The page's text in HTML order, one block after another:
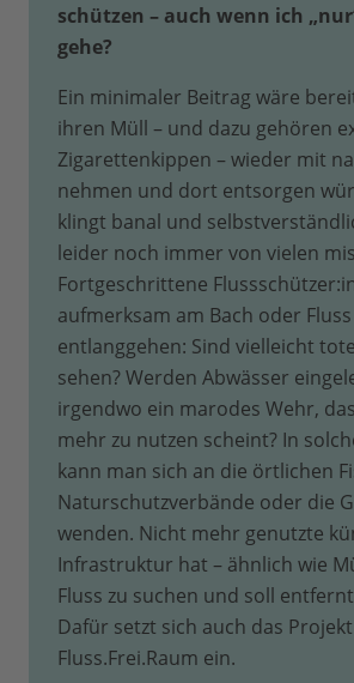
schützen – auch wenn ich
gehe?
Ein minimaler Beitrag wäre
ihren Müll – und dazu gehören
Zigarettenkippen – wieder mit
nehmen und dort entsorgen
klingt banal und
leider noch immer von vielen
Fortgeschrittene
aufmerksam am Bach oder Fluss
entlanggehen: Sind vielleicht
sehen? Werden Abwässer
irgendwo ein marodes Wehr,
mehr zu nutzen scheint? In
kann man sich an die örtlichen
Naturschutzverbände oder die
wenden. Nicht mehr genutzte
Infrastruktur hat – ähnlich wie
Fluss zu suchen und soll
Dafür setzt sich auch das Projekt
Fluss.Frei.Raum ein.